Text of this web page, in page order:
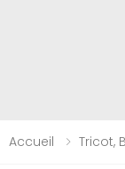
Accueil Tricot,